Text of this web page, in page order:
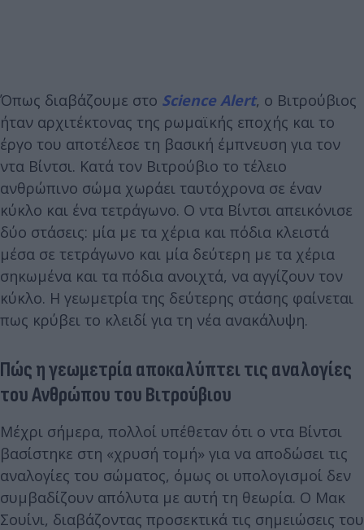
Όπως διαβάζουμε στο Science Alert, o Βιτρούβιος
ήταν αρχιτέκτονας της ρωμαϊκής εποχής και το
έργο του αποτέλεσε τη βασική έμπνευση για τον
ντα Βίντσι. Κατά τον Βιτρούβιο το τέλειο
ανθρώπινο σώμα χωράει ταυτόχρονα σε έναν
κύκλο και ένα τετράγωνο. Ο ντα Βίντσι απεικόνισε
δύο στάσεις: μία με τα χέρια και πόδια κλειστά
μέσα σε τετράγωνο και μία δεύτερη με τα χέρια
σηκωμένα και τα πόδια ανοιχτά, να αγγίζουν τον
κύκλο. Η γεωμετρία της δεύτερης στάσης φαίνεται
πως κρύβει το κλειδί για τη νέα ανακάλυψη.
Πώς η γεωμετρία αποκαλύπτει τις αναλογίες
του Ανθρώπου του Βιτρούβιου
Μέχρι σήμερα, πολλοί υπέθεταν ότι ο ντα Βίντσι
βασίστηκε στη «χρυσή τομή» για να αποδώσει τις
αναλογίες του σώματος, όμως οι υπολογισμοί δεν
συμβαδίζουν απόλυτα με αυτή τη θεωρία. Ο Μακ
Σουίνι, διαβάζοντας προσεκτικά τις σημειώσεις του